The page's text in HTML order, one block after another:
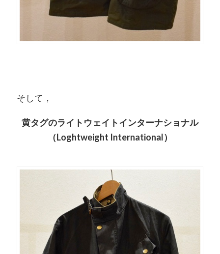
そして，
黄タグのライトウェイトインターナショナル
（Loghtweight International）